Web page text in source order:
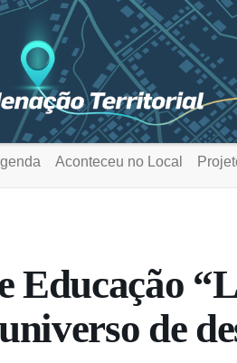
Aconteceu no Local
Educação
de